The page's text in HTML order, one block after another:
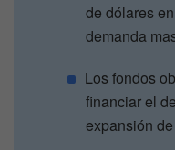
de dólares
demanda
Los fondos
financiar el
expansión